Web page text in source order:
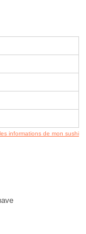
informations de mon sushi